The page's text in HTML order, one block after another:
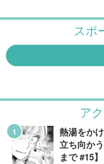
ア
熱湯をか
立ち向か
まで #15】